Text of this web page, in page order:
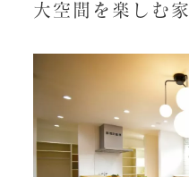
大空間を楽しむ家